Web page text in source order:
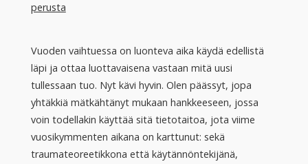
perusta
Vuoden vaihtuessa on luonteva aika käydä edellistä
läpi ja ottaa luottavaisena vastaan mitä uusi
tullessaan tuo. Nyt kävi hyvin. Olen päässyt, jopa
yhtäkkiä mätkähtänyt mukaan hankkeeseen, jossa
voin todellakin käyttää sitä tietotaitoa, jota viime
vuosikymmenten aikana on karttunut: sekä
traumateoreetikkona että käytännöntekijänä,